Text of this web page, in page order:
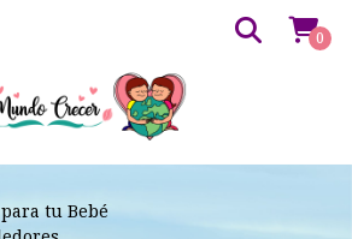
0
tu Bebé